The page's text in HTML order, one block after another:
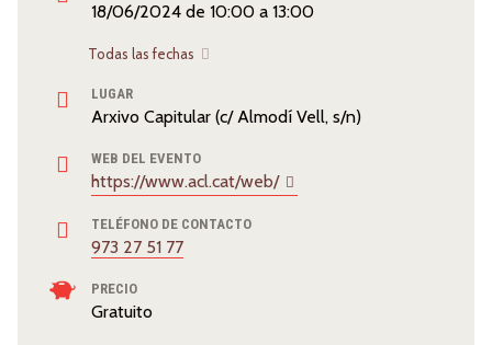
18/06/2024 de 10:00 a 13:00
Todas las fechas
LUGAR
Arxivo Capitular (c/ Almodí Vell, s/n)
WEB DEL EVENTO
https://www.acl.cat/web/
TELÉFONO DE CONTACTO
973 27 51 77
PRECIO
Gratuito